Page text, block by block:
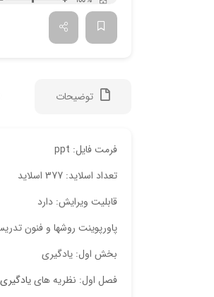
توضیحات
فرمت فایل: ppt
تعداد اسلاید: 377 اسلاید
قابلیت ویرایش: دارد
پاورپوینت روشها و فنون
بخش اول: یادگیری
فصل اول: نظریه هاییادگیری